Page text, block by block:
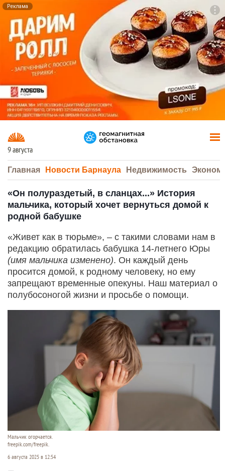
Реклама
9 августа
Главная Новости Барнаула Недвижимость
«Он полураздетый, в сланцах...» История
мальчика, который хочет вернуться домой к
родной бабушке
«Живет как в тюрьме», – с такими словами нам в
редакцию обратилась бабушка 14-летнего Юры
(имя мальчика изменено). Он каждый день
просится домой, к родному человеку, но ему
запрещают временные опекуны. Наш материал о
полубосоногой жизни и просьбе о помощи.
Мальчик огорчается.
freepik.com/freepik.
6 августа 2025 в 12:54